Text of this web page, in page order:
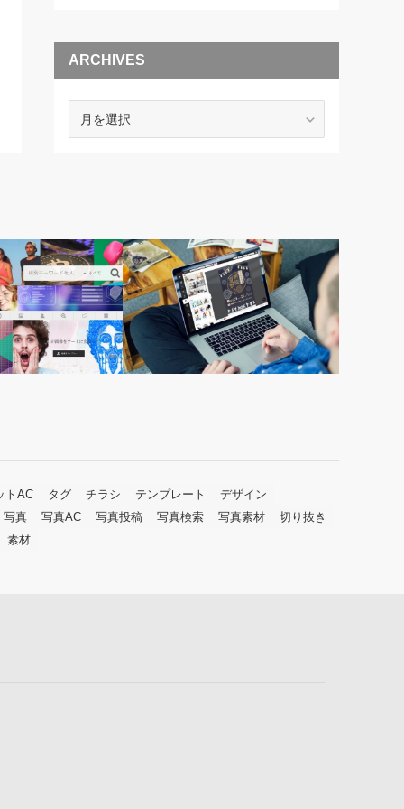
ARCHIVES
ARCHIVES
トAC タグ チラシ テンプレート
デザイン
写真
写真AC 写真投稿 写真検索 写真素材
切り抜き
素材